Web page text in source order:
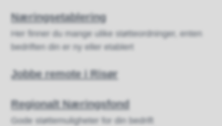
Næringsetablering
Her finner du mange ulike støtteordninger, enten
bedriften din er ny eller etablert
Jobbe remote i Risør
Regionalt Næringsfond
Gode støttemuligheter for din bedrift